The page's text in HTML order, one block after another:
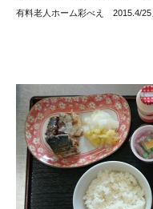
有料老人ホーム彩べえ 2015.4/25